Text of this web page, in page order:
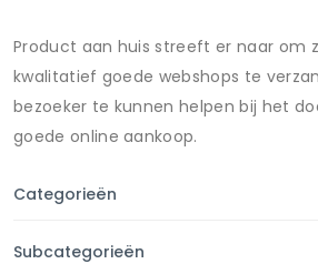
Product aan huis streeft er naar om
kwalitatief goede webshops te
bezoeker te kunnen helpen bij het
goede online aankoop.
Categorieën
Subcategorieën